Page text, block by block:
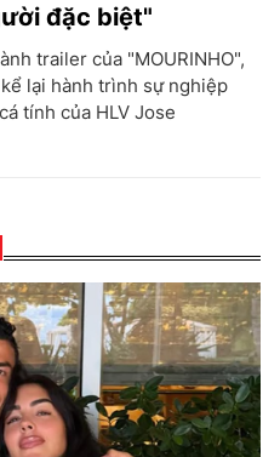
đặc biệt"
trailer của "MOURINHO",
lại hành trình sự nghiệp
tính của HLV Jose